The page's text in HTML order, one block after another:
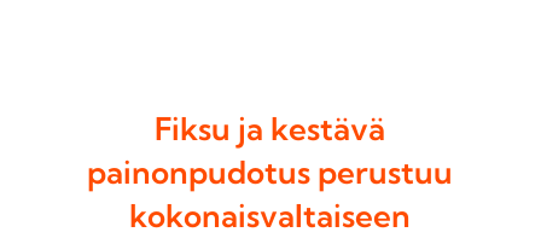
Fiksu ja kestävä
painonpudotus perustuu
kokonaisvaltaiseen